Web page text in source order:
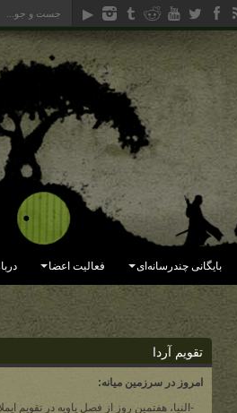
بایگانی چندرسانه‌ای فعالیت اعضا
تقویم آردا
امروز در سرزمین میانه:
-النیا، هفتمین روز از فصل یاویه در تقویم